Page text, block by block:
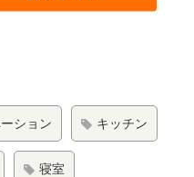
ション キッチン
寝室